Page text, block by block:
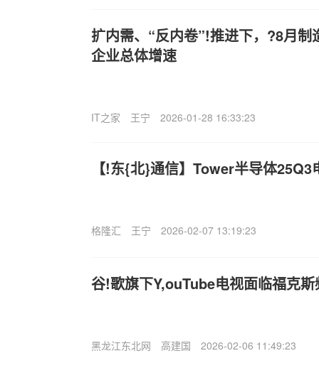
扩内需、“反内卷”!推进下，?8月
企业总体增速
IT之家 王宁 2026-01-28 16:33:23
【!东{北}通信】Tower半导体25Q3
格隆汇 王宁 2026-02-07 13:19:23
谷!歌旗下Y,ouTube电视面临福克
黑龙江东北网 高建国 2026-02-06 11:49:23